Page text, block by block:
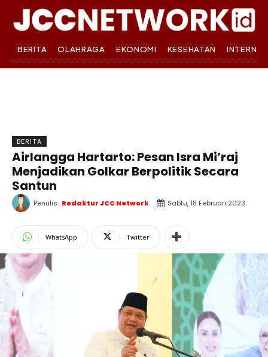
BERITA OLAHRAGA EKONOMI KESEHATAN
BERITA
Airlangga Hartarto: Pesan Isra Mi’raj
Menjadikan Golkar Berpolitik Secara
Santun
Penulis: Redaktur JCC Network Sabtu, 18 Februari 2023
WhatsApp Twitter